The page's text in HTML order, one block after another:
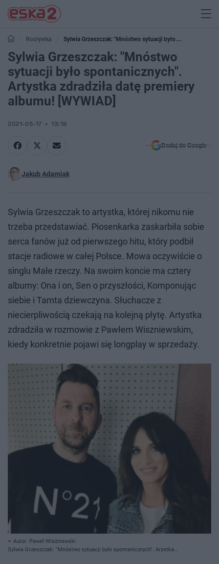
Rozrywka
Sylwia Grzeszczak: "Mnóstwo sytuacji było
spontanicznych". Artystka zdradziła datę premiery albumu! [WYWIAD]
Sylwia Grzeszczak: "Mnóstwo
sytuacji było spontanicznych".
Artystka zdradziła datę premiery
albumu! [WYWIAD]
2021-05-17 13:18
Dodaj do Google
Jakub Adamiak
Sylwia Grzeszczak to artystka, której nikomu nie
trzeba przedstawiać. Piosenkarka zaskarbiła sobie
serca fanów już od pierwszego hitu, który podbił
stacje radiowe w całej Polsce. Mowa oczywiście o
singlu Małe rzeczy. Na swoim koncie ma cztery
albumy: Ona i on, Sen o przyszłości, Komponując
siebie i Tamta dziewczyna. Słuchacze z
niecierpliwością czekają na kolejną płytę. Artystka
zdradziła w rozmowie z Pawłem Wiszniewskim,
kiedy konkretnie pojawi się longplay w sprzedaży.
Autor: Paweł Wiszniewski
Sylwia Grzeszczak: "Mnóstwo sytuacji było spontanicznych". Arystka